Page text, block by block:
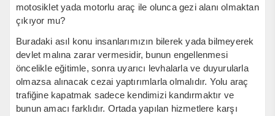
motosiklet yada motorlu araç ile olunca gezi alanı olmaktan
çıkıyor mu?
Buradaki asıl konu insanlarımızın bilerek yada bilmeyerek
devlet malına zarar vermesidir, bunun engellenmesi
öncelikle eğitimle, sonra uyarıcı levhalarla ve duyurularla
olmazsa alınacak cezai yaptırımlarla olmalıdır. Yolu araç
trafiğine kapatmak sadece kendimizi kandırmaktır ve
bunun amacı farklıdır. Ortada yapılan hizmetlere karşı